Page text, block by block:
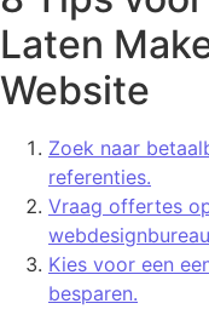
Laten
Website
Zoek naar
referenties.
Vraag offertes
Kies voor een
besparen.